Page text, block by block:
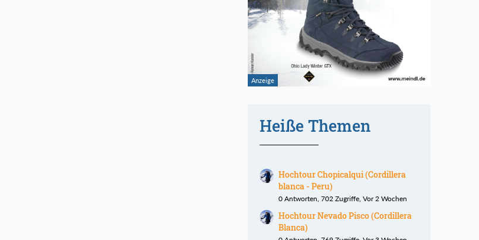
Heiße Themen
Hochtour Chopicalqui (Cordillera
blanca - Peru)
0 Antworten, 702 Zugriffe, Vor 2 Wochen
Hochtour Nevado Pisco (Cordillera
Blanca)